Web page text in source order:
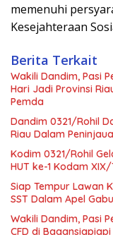
memenuhi
Kesejahteraan
Berita Terkait
Wakili Dandim, Pasi
Hari Jadi Provinsi
Pemda
Dandim 0321/Rohil
Riau Dalam
Kodim 0321/Rohil
HUT ke-1 Kodam
Siap Tempur Lawan
SST Dalam Apel
Wakili Dandim, Pasi
CFD di Bagansiapiapi